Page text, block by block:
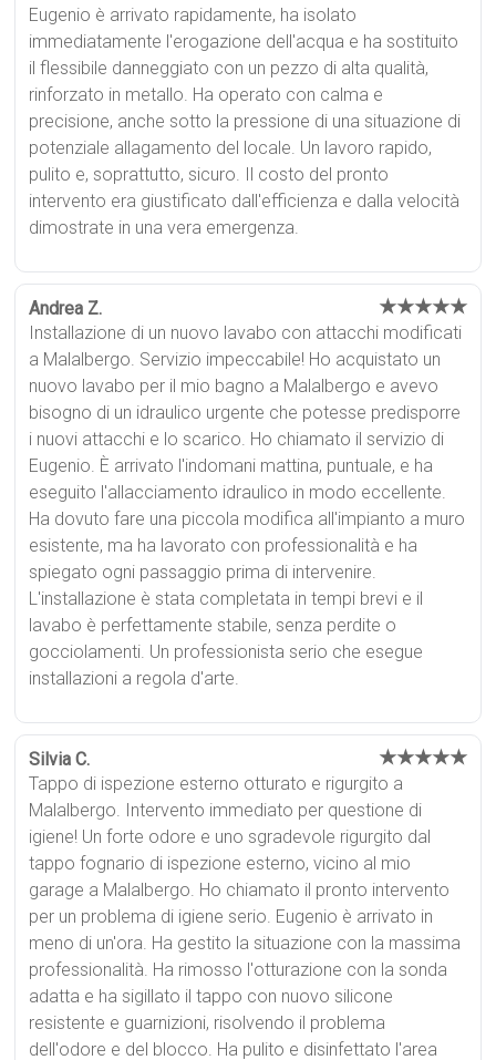
Eugenio è arrivato rapidamente, ha isolato
immediatamente l'erogazione dell'acqua e ha sostituito
il flessibile danneggiato con un pezzo di alta qualità,
rinforzato in metallo. Ha operato con calma e
precisione, anche sotto la pressione di una situazione di
potenziale allagamento del locale. Un lavoro rapido,
pulito e, soprattutto, sicuro. Il costo del pronto
intervento era giustificato dall'efficienza e dalla velocità
dimostrate in una vera emergenza.
Andrea Z. ★★★★★
Installazione di un nuovo lavabo con attacchi modificati
a Malalbergo. Servizio impeccabile! Ho acquistato un
nuovo lavabo per il mio bagno a Malalbergo e avevo
bisogno di un idraulico urgente che potesse predisporre
i nuovi attacchi e lo scarico. Ho chiamato il servizio di
Eugenio. È arrivato l'indomani mattina, puntuale, e ha
eseguito l'allacciamento idraulico in modo eccellente.
Ha dovuto fare una piccola modifica all'impianto a muro
esistente, ma ha lavorato con professionalità e ha
spiegato ogni passaggio prima di intervenire.
L'installazione è stata completata in tempi brevi e il
lavabo è perfettamente stabile, senza perdite o
gocciolamenti. Un professionista serio che esegue
installazioni a regola d'arte.
Silvia C. ★★★★★
Tappo di ispezione esterno otturato e rigurgito a
Malalbergo. Intervento immediato per questione di
igiene! Un forte odore e uno sgradevole rigurgito dal
tappo fognario di ispezione esterno, vicino al mio
garage a Malalbergo. Ho chiamato il pronto intervento
per un problema di igiene serio. Eugenio è arrivato in
meno di un'ora. Ha gestito la situazione con la massima
professionalità. Ha rimosso l'otturazione con la sonda
adatta e ha sigillato il tappo con nuovo silicone
resistente e guarnizioni, risolvendo il problema
dell'odore e del blocco. Ha pulito e disinfettato l'area